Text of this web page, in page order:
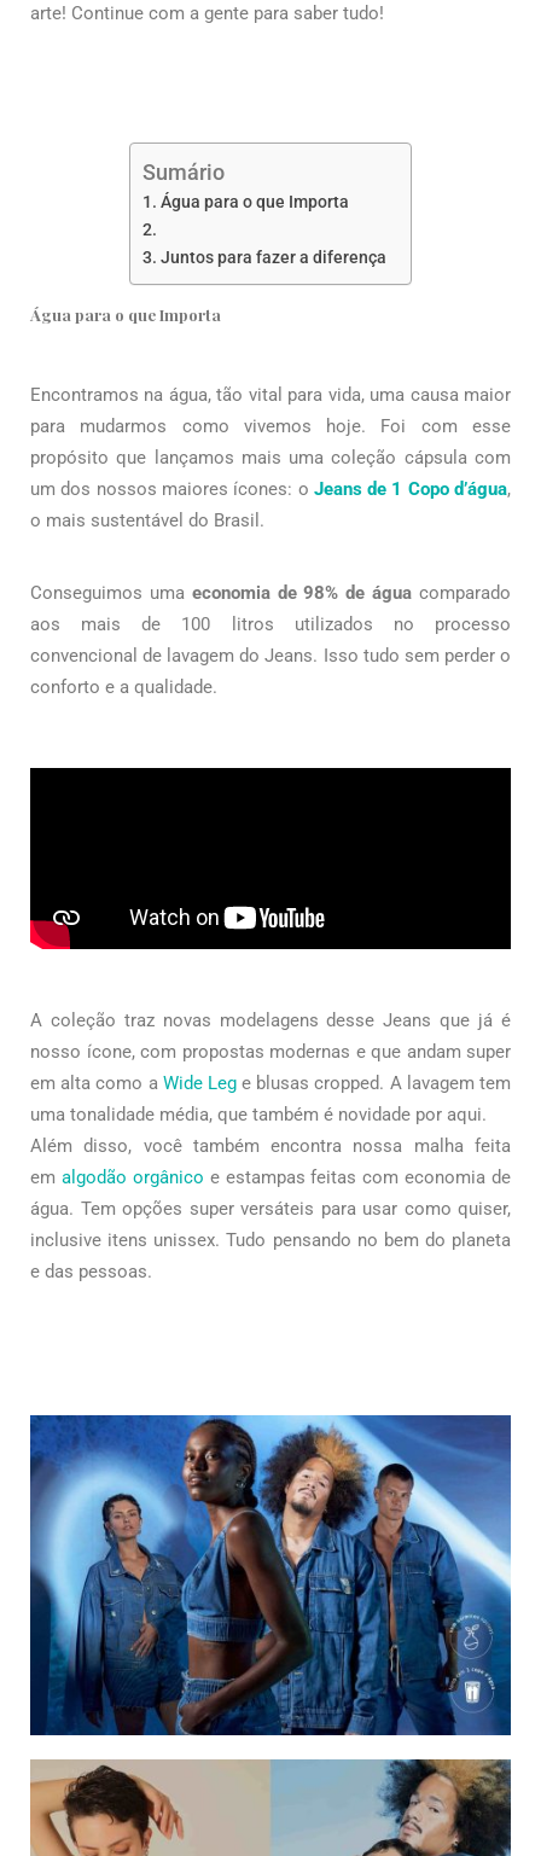
arte! Continue com a gente para saber tudo!
Sumário
Água para o que Importa
Juntos para fazer a diferença
Água para o que Importa
Encontramos na água, tão vital para vida, uma causa maior
para mudarmos como vivemos hoje. Foi com esse
propósito que lançamos mais uma coleção cápsula com
um dos nossos maiores ícones: o Jeans de 1 Copo d’água,
o mais sustentável do Brasil.
Conseguimos uma economia de 98% de água comparado
aos mais de 100 litros utilizados no processo
convencional de lavagem do Jeans. Isso tudo sem perder o
conforto e a qualidade.
A coleção traz novas modelagens desse Jeans que já é
nosso ícone, com propostas modernas e que andam super
em alta como a Wide Lege blusas cropped. A lavagem tem
uma tonalidade média, que também é novidade por aqui.
Além disso, você também encontra nossa malha feita
em algodão orgânico e estampas feitas com economia de
água. Tem opções super versáteis para usar como quiser,
inclusive itens unissex. Tudo pensando no bem do planeta
e das pessoas.